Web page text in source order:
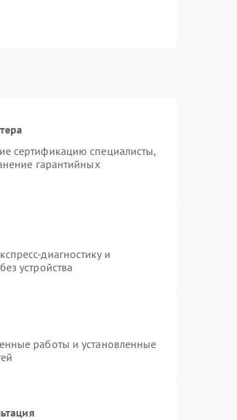
сертификацию специалисты,
гарантийных
диагностику и
устройства
работы и установленные